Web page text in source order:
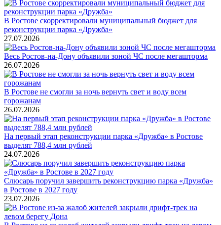
В Ростове скорректировали муниципальный бюджет для
реконструкции парка «Дружба»
27.07.2026
Весь Ростов-на-Дону объявили зоной ЧС после мегашторма
26.07.2026
В Ростове не смогли за ночь вернуть свет и воду всем
горожанам
26.07.2026
На первый этап реконструкции парка «Дружба» в Ростове
выделят 788,4 млн рублей
24.07.2026
Слюсарь поручил завершить реконструкцию парка «Дружба»
в Ростове в 2027 году
23.07.2026